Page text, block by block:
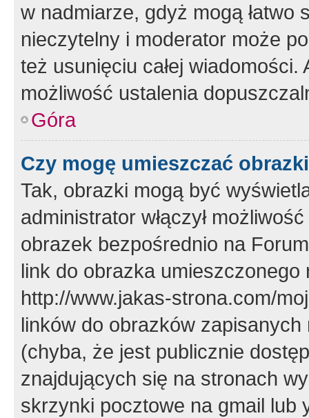
w nadmiarze, gdyż mogą
nieczytelny i moderator może
też usunięciu całej
możliwość ustalenia
Góra
Czy mogę umieszczać
Tak, obrazki mogą być
administrator włączył
obrazek bezpośrednio na
link do obrazka
http://www.jakas-strona.com/
linków do obrazków
(chyba, że jest publicznie
znajdujących się na stronach
skrzynki pocztowe na gmail lub